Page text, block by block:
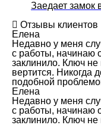
Заедает замок
Отзывы клиентов
Елена
Недавно у меня
с работы, начинаю
заклинило. Ключ не
вертится. Никогда
подобной
Елена
Недавно у меня
с работы, начинаю
заклинило. Ключ не